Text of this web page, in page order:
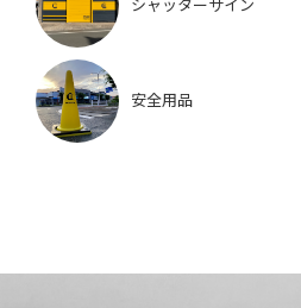
安全用品